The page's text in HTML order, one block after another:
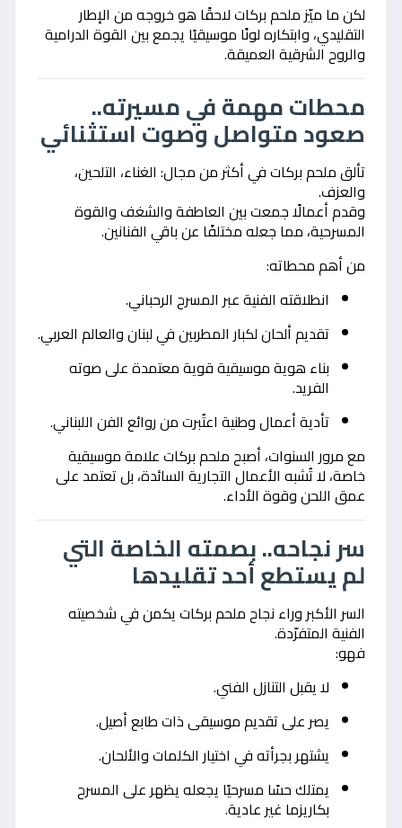
لكن ما ميّز ملحم بركات لاحقًا هو خروجه من الإطار
التقليدي، وابتكاره لونًا موسيقيًا يجمع بين القوة الدرامية
والروح الشرقية العميقة.
محطات مهمة في مسيرته..
صعود متواصل وصوت استثنائي
تألق ملحم بركات في أكثر من مجال: الغناء، التلحين،
والعزف.
وقدم أعمالًا جمعت بين العاطفة والشغف والقوة
المسرحية، مما جعله مختلفًا عن باقي الفنانين.
من أهم محطاته:
انطلاقته الفنية عبر المسرح الرحباني.
تقديم ألحان لكبار المطربين في لبنان والعالم العربي.
بناء هوية موسيقية قوية معتمدة على صوته
الفريد.
تأدية أعمال وطنية اعتُبرت من روائع الفن اللبناني.
مع مرور السنوات، أصبح ملحم بركات علامة موسيقية
خاصة، لا تُشبه الأعمال التجارية السائدة، بل تعتمد على
عمق اللحن وقوة الأداء.
سر نجاحه.. بصمته الخاصة التي
لم يستطع أحد تقليدها
السر الأكبر وراء نجاح ملحم بركات يكمن في شخصيته
الفنية المتفرّدة.
فهو:
لا يقبل التنازل الفني.
يصر على تقديم موسيقى ذات طابع أصيل.
يشتهر بجرأته في اختيار الكلمات والألحان.
يمتلك حسًا مسرحيًا يجعله يظهر على المسرح
بكاريزما غير عادية.